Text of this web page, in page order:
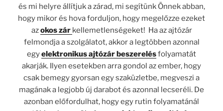
és mi helyre állítjuk a zárad, mi segítünk Önnek abban,
hogy mikor és hova forduljon, hogy megelőzze ezeket
azokos zár kellemetlenségeket! Ha az ajtózár
felmondja a szolgálatot, akkor a legtöbben azonnal
egyelektronikus ajtózár beszerelésfolyamatát
akarják. Ilyen esetekben arra gondol az ember, hogy
csak bemegy gyorsan egy szaküzletbe, megveszi a
magának a legjobb új darabot és azonnal lecseréli. De
azonban előfordulhat, hogy egy rutin folyamatánál